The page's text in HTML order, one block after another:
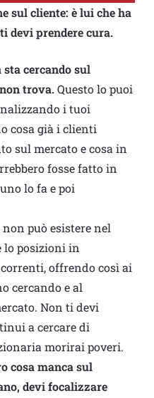
sul cliente: è lui che ha
devi prendere cura.
sta cercando sul
trova.Questo lo puoi
i tuoi
cosa già i clienti
sul mercato e cosa in
fosse fatto in
lo fa e poi
può esistere nel
lo posizioni in
offrendo così ai
cercando e al
Non ti devi
a cercare di
morirai poveri.
cosa manca sul
devi focalizzare